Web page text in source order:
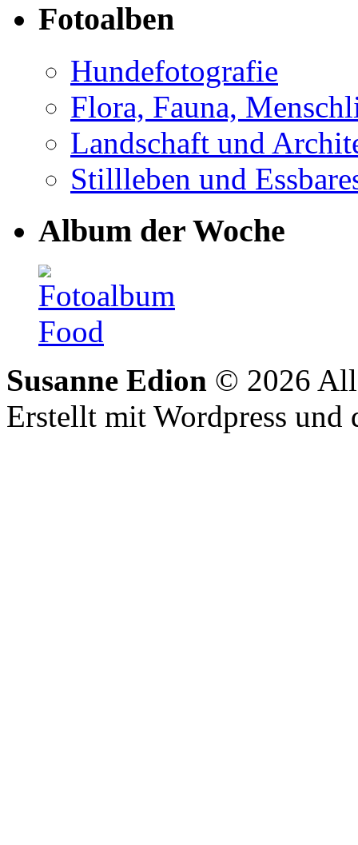
Fotoalben
Hundefotografie
Flora, Fauna,
Landschaft und
Stillleben und
Album der Woche
Susanne Edion © 2026
Erstellt mit Wordpress